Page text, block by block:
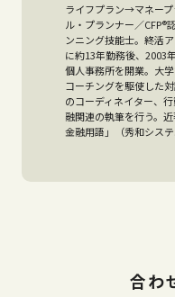
ライフプラン→マネー
ル・プランナー／CFP®
ンニング技能士。終活
に約13年勤務後、2003
個人事務所を開業。大
コーチングを駆使した
のコーディネイター、
融関連の執筆を行う。
金融用語」（秀和システ
合わ